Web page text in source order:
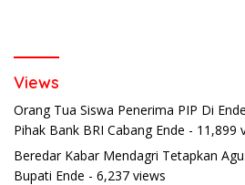
Views
Orang Tua Siswa Penerima PIP Di
Pihak Bank BRI Cabang Ende - 11,899
Beredar Kabar Mendagri Tetapkan
Bupati Ende - 6,237 views